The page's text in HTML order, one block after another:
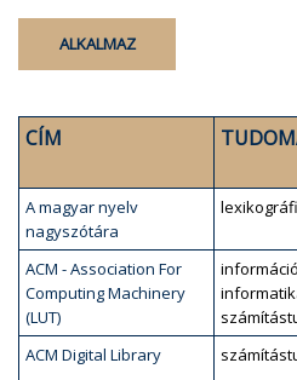
CÍM
A magyar nyelv
nagyszótára
ACM - Association For
Computing Machinery
(LUT)
ACM Digital Library